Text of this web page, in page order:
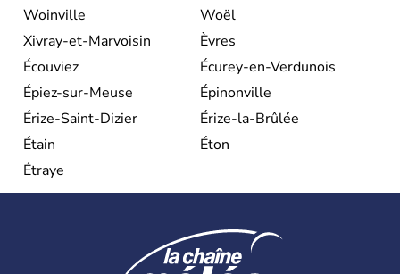
Woinville
Woël
Xivray-et-Marvoisin
Èvres
Écouviez
Écurey-en-Verdunois
Épiez-sur-Meuse
Épinonville
Érize-Saint-Dizier
Érize-la-Brûlée
Étain
Éton
Étraye